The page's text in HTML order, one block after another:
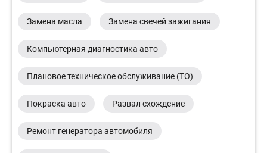
Замена масла Замена свечей зажигания
Компьютерная диагностика авто
Плановое техническое обслуживание (ТО)
Покраска авто Развал схождение
Ремонт генератора автомобиля